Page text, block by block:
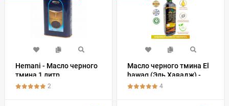
Hemani - Масло черного
тмина 1 литр
2
Масло черного тмина El
hawag (Эль Хавадж) -
"Речь Посланников" 500
4